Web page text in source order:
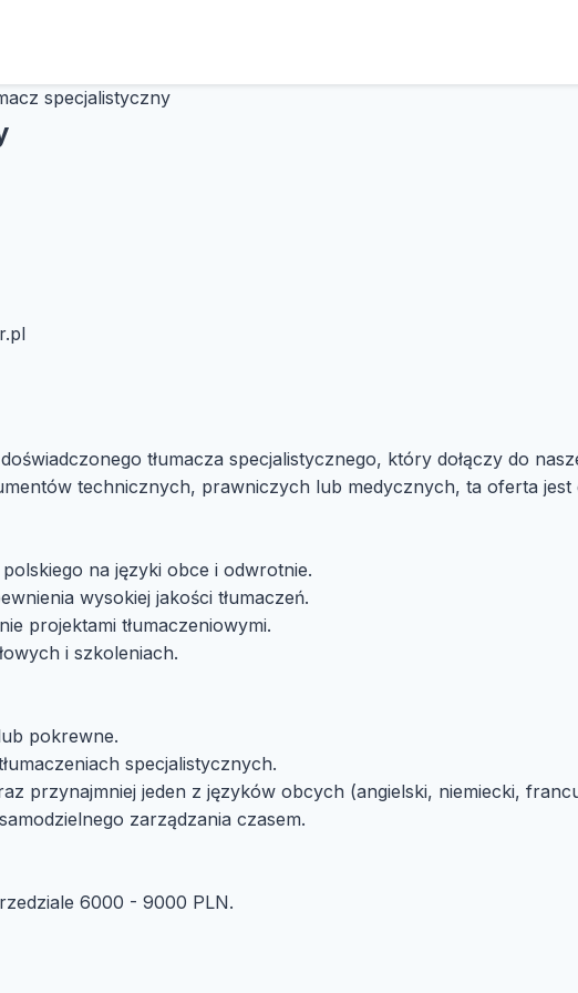
specjalistyczny
tłumacza specjalistycznego, który dołączy do
technicznych, prawniczych lub medycznych, ta oferta jest
na języki obce i odwrotnie.
wysokiej jakości tłumaczeń.
projektami tłumaczeniowymi.
i szkoleniach.
pokrewne.
specjalistycznych.
przynajmniej jeden z języków obcych (angielski, niemiecki,
zarządzania czasem.
6000 - 9000 PLN.